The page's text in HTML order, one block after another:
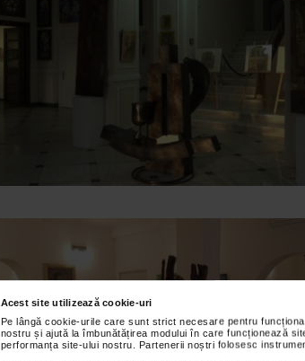
Acest site utilizează cookie-uri
Pe lângă cookie-urile care sunt strict necesare pentru
nostru și ajută la îmbunătățirea modului în care funcționează
performanța site-ului nostru. Partenerii noștri folosesc